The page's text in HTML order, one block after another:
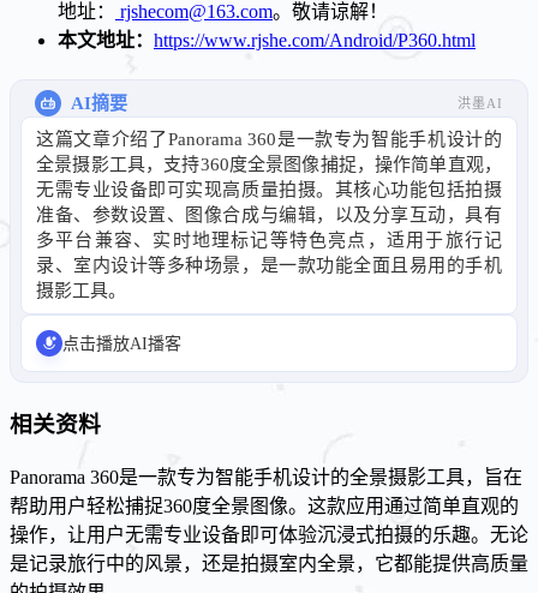
地址：
rjshecom@163.com。敬请谅解！
本文地址： https://www.rjshe.com/Android/P360.html
AI摘要 洪墨AI
这篇文章介绍了Panorama 360是一款专为智能手机设计的
全景摄影工具，支持360度全景图像捕捉，操作简单直观，
无需专业设备即可实现高质量拍摄。其核心功能包括拍摄
准备、参数设置、图像合成与编辑，以及分享互动，具有
多平台兼容、实时地理标记等特色亮点，适用于旅行记
录、室内设计等多种场景，是一款功能全面且易用的手机
摄影工具。
点击播放AI播客
相关资料
Panorama 360是一款专为智能手机设计的全景摄影工具，旨在
帮助用户轻松捕捉360度全景图像。这款应用通过简单直观的
操作，让用户无需专业设备即可体验沉浸式拍摄的乐趣。无论
是记录旅行中的风景，还是拍摄室内全景，它都能提供高质量